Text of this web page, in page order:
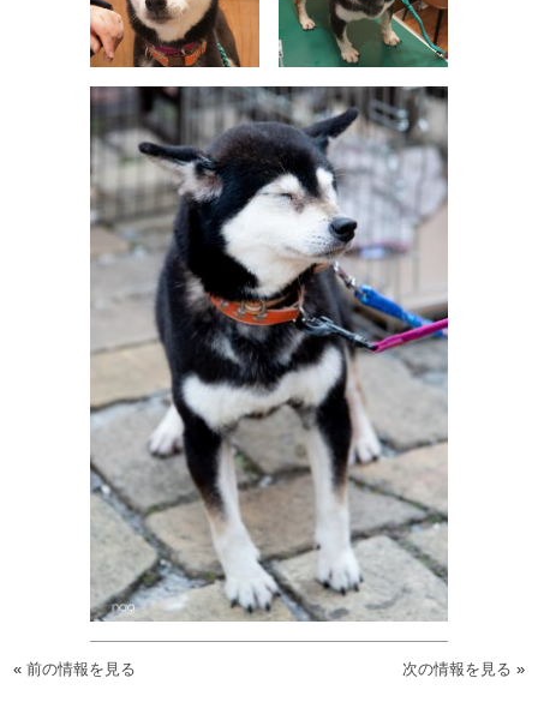
«前の情報を見る 次の情報を見る »